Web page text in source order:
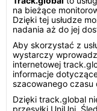
na bieżące
Dzięki tej usłudze
nadania aż do jej
Aby skorzystać z
wystarczy
internetowej
informacje
szacowanego czasu
Dzięki track.global
przesyłki UniUni.